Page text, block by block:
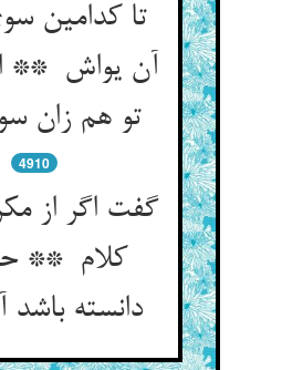
تا کدامین
آن یواش **
4910
گفت اگر از
کلام **
دانسته باشد آن همام